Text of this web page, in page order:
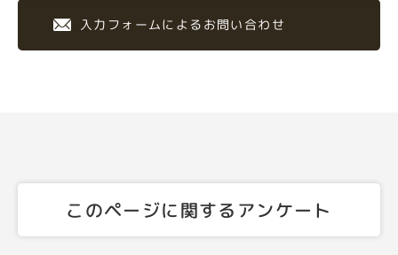
入力フォームによるお問い合わせ
このページに関するアンケート